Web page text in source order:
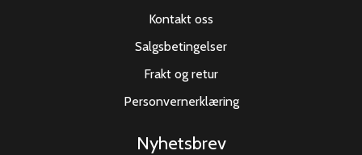
Kontakt oss
Salgsbetingelser
Frakt og retur
Personvernerklæring
Nyhetsbrev